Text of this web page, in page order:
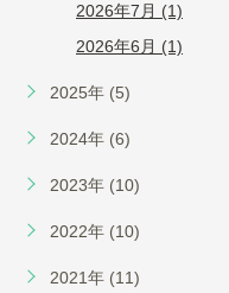
2026年7月 (1)
2026年6月 (1)
2025年 (5)
2024年 (6)
2023年 (10)
2022年 (10)
2021年 (11)